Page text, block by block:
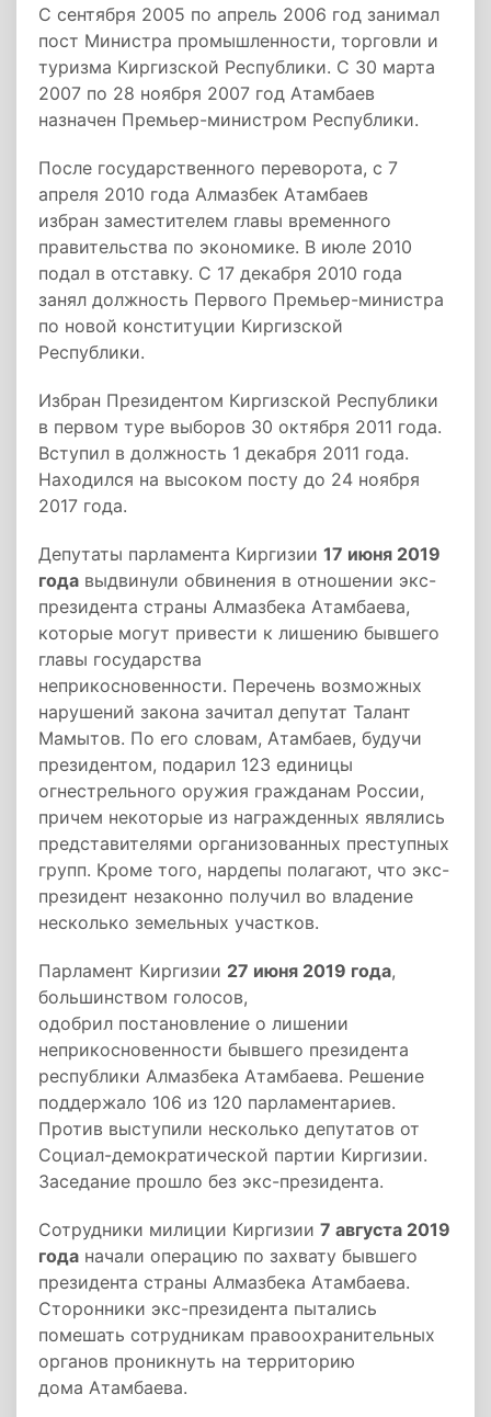
С сентября 2005 по апрель 2006 год занимал
пост Министра промышленности, торговли и
туризма Киргизской Республики. С 30 марта
2007 по 28 ноября 2007 год Атамбаев
назначен Премьер-министром Республики.
После государственного переворота, с 7
апреля 2010 года Алмазбек Атамбаев
избран заместителем главы временного
правительства по экономике. В июле 2010
подал в отставку. С 17 декабря 2010 года
занял должность Первого Премьер-министра
по новой конституции Киргизской
Республики.
Избран Президентом Киргизской Республики
в первом туре выборов 30 октября 2011 года.
Вступил в должность 1 декабря 2011 года.
Находился на высоком посту до 24 ноября
2017 года.
Депутаты парламента Киргизии 17 июня 2019
года выдвинули обвинения в отношении экс-
президента страны Алмазбека Атамбаева,
которые могут привести к лишению бывшего
главы государства
неприкосновенности. Перечень возможных
нарушений закона зачитал депутат Талант
Мамытов. По его словам, Атамбаев, будучи
президентом, подарил 123 единицы
огнестрельного оружия гражданам России,
причем некоторые из награжденных являлись
представителями организованных преступных
групп. Кроме того, нардепы полагают, что экс-
президент незаконно получил во владение
несколько земельных участков.
Парламент Киргизии 27 июня 2019 года,
большинством голосов,
одобрил постановление о лишении
неприкосновенности бывшего президента
республики Алмазбека Атамбаева. Решение
поддержало 106 из 120 парламентариев.
Против выступили несколько депутатов от
Социал-демократической партии Киргизии.
Заседание прошло без экс-президента.
Сотрудники милиции Киргизии 7 августа 2019
года начали операцию по захвату бывшего
президента страны Алмазбека Атамбаева.
Сторонники экс-президента пытались
помешать сотрудникам правоохранительных
органов проникнуть на территорию
дома Атамбаева.